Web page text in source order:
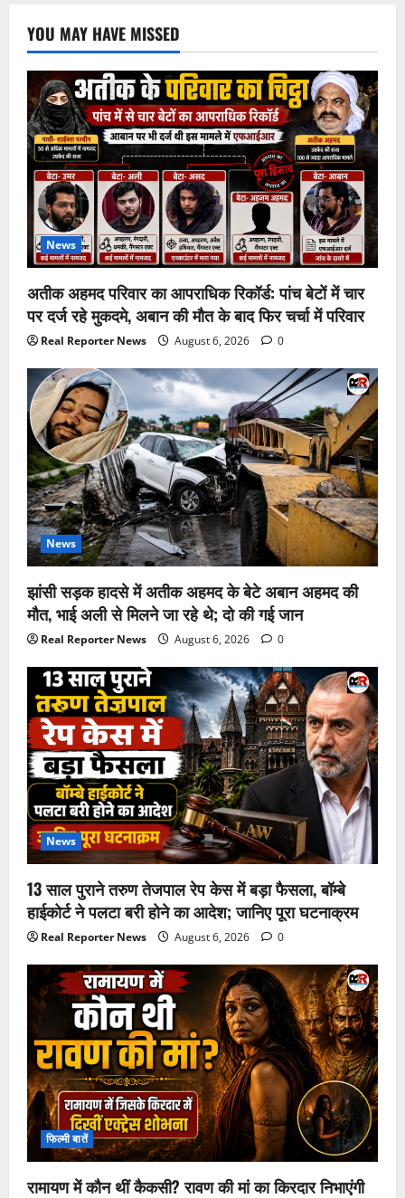
YOU MAY HAVE MISSED
News
अतीक अहमद परिवार का आपराधिक रिकॉर्ड: पांच बेटों में चार
पर दर्ज रहे मुकदमे, अबान की मौत के बाद फिर चर्चा में परिवार
Real Reporter News August 6, 2026 0
News
झांसी सड़क हादसे में अतीक अहमद के बेटे अबान अहमद की
मौत, भाई अली से मिलने जा रहे थे; दो की गई जान
Real Reporter News August 6, 2026 0
News
13 साल पुराने तरुण तेजपाल रेप केस में बड़ा फैसला, बॉम्बे
हाईकोर्ट ने पलटा बरी होने का आदेश; जानिए पूरा घटनाक्रम
Real Reporter News August 6, 2026 0
फिल्मी बातें
रामायण में कौन थीं कैकसी? रावण की मां का किरदार निभाएंगी